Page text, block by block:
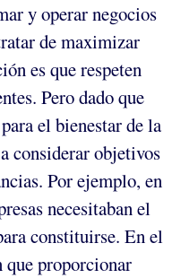
y operar negocios
de maximizar
es que respeten
Pero dado que
el bienestar de la
considerar objetivos
Por ejemplo, en
necesitaban el
constituirse. En el
proporcionar